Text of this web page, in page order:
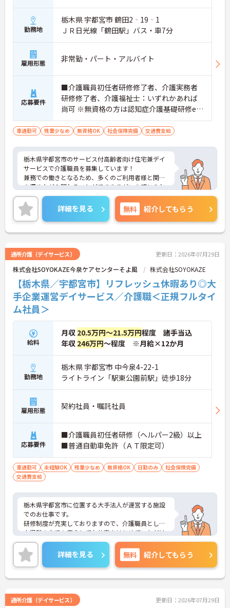
勤務地
栃木県 宇都宮市 鶴田2‐19‐1
ＪＲ日光線「鶴田駅」バス・車7分
雇用形態 非常勤・パート・アルバイト
応募要件
■介護職員初任者研修修了者、介護実務者
研修修了者、介護福祉士：いずれかあれば
尚可 ※無資格の方は認知症介護基礎研修eラ
ーニングの受講が必須です。(自己負担3,000
円)
車通勤可 残業少なめ 無資格OK 社会保険完備 交通費支給
栃木県宇都宮市のサービス付高齢者向け住宅兼デイ
サービスで介護職員を募集しています！
兼務での働きとなるため、多くのご利用者様と関係
を深めながら関わることができやりがいを感じられ
るお仕事です♪
マイカー通勤可◎無料駐車場も完備されているため
通勤も安心です！
ご興味のある方は、面接のポイントをお伝えします
のでご連絡ください！
詳細を見る 無料 紹介してもらう
通所介護（デイサービス） 更新日：2026年07月29日
株式会社SOYOKAZE今泉ケアセンターそよ風 株式会社SOYOKAZE
【栃木県／宇都宮市】リフレッシュ休暇あり◎大
手企業運営デイサービス／介護職＜正規フルタイ
ム社員＞
給料
月収 20.5万円～21.5万円程度 諸手当込
年収 246万円～程度 ※月給×12か月
勤務地
栃木県 宇都宮市 中今泉4-22-1
ライトライン「駅東公園前駅」徒歩18分
雇用形態 契約社員・嘱託社員
応募要件
■介護職員初任者研修（ヘルパー2級）以上
■普通自動車免許（ＡＴ限定可）
車通勤可 未経験OK 残業少なめ 無資格OK 日勤のみ
社会保険完備
交通費支給
栃木県宇都宮市に位置する大手法人が運営する施設
でのお仕事です。
研修制度が充実しておりますので、介護職員として
未経験の方でも安心してお仕事をはじめていただけ
ます！
ご興味のある方は面接対策ポイントなどお話致しま
すのでお気軽にお問い合わせください。
詳細を見る 無料 紹介してもらう
通所介護（デイサービス） 更新日：2026年07月29日